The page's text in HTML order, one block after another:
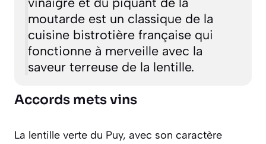
moutarde est un classique de la
cuisine bistrotière française qui
fonctionne à merveille avec la
saveur terreuse de la lentille.
Accords mets vins
La lentille verte du Puy, avec son caractère